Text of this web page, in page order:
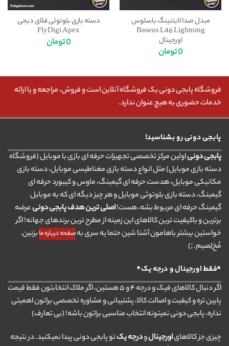
مبدل صدا لایتنینگ باسئوس
Baseus L46 Lightning
اورجینال
0تومان
دسته بازی بلوتوثی فلای دیجی
FlyDigi Apex
0تومان
فروشگاه پابجی دونی یک فروشگاه آنلاین است و فروش، مراجعه و یا ارائه
خدمات حضوری به هیچ عنوان ندارد.
پابجی دونی رو بشناسید!
پابجی دونیاولین مرکز تخصصی تجهیزات حرفه ای بازی با موبایل (فروشگاه
دسته بازی موبایل) مثل انواع دسته بازی مغناطیسی موبایل، دسته بازی
مکانیکی موبایل، هدست حرفه ای گیمینگ، ماوس و کیبورد حرفه ای
گیمینگ، دسته بازی بلوتوثی موبایل و هر چیز دیگه ای که به موبایل
گیمینگ حرفه ای مربوط بشه، هست!اصلی ترین هدف پابجی دونیعرضه
برترین و باکیفیت ترین کالاهای این زمینه از مطرح ترین برندهای جهانه! اگر
خواستین بیشتر باهامون آشنا شین حتما یه سری بهصفحه درباره ما بزنین.
مُخ‌لِصیم. ;)
*فقط اورجینال و درجه یک*
اگر دنبال کالاهای فیک و درجه ۴ و ۵ هستین، اگر ملاک انتخابتون فقط قیمت
پایین تره و کیفیت و اصالت کالا، پشتیبانی و مشاوره تخصصی براتون اهمیتی
نداره، پابجی دونی نمیتونه انتخاب مناسبی براتون باشه! (بی تعارف)
چیزی جز کالاهایاورجینالودرجه یکتو پابجی دونی پیدا نمیکنید. در نتیجه